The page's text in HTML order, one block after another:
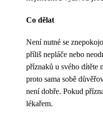
Co dělat
Není nutné se
příliš nepláče nebo
příznaků u svého dítěte
proto sama sobě
není dobře. Pokud
lékařem.